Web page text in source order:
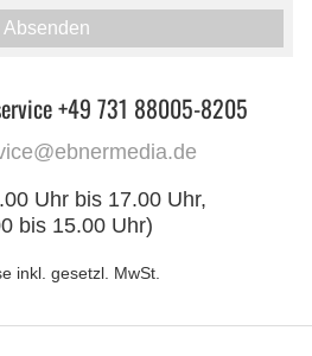
Absenden
+49 731 88005-8205
Uhr bis 17.00 Uhr,
bis 15.00 Uhr)
inkl. gesetzl. MwSt.